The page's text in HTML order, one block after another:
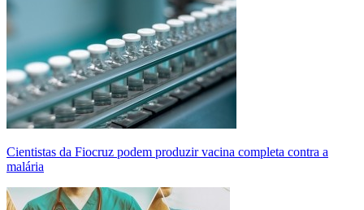
Cientistas da Fiocruz podem produzir vacina completa contra a
malária